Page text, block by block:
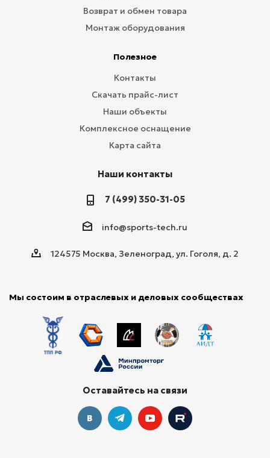
Возврат и обмен товара
Монтаж оборудования
Полезное
Контакты
Скачать прайс-лист
Наши объекты
Комплексное оснащение
Карта сайта
Наши контакты
7 (499) 350-31-05
info@sports-tech.ru
124575 Москва, Зеленоград, ул. Гоголя, д. 2
Мы состоим в отраслевых и деловых сообществах
Оставайтесь на связи